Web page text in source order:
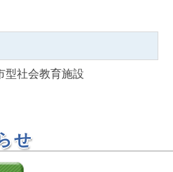
型社会教育施設
せ